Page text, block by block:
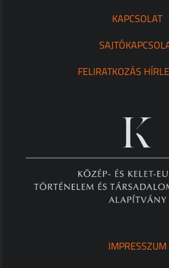
KAPCSOLAT
FELIRATKOZÁS
IMPRESSZUM